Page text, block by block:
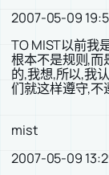
2007-05-09
TO MIST以前我
根本不是规则,而
的,我想,所以,我
们就这样遵守,不
mist
2007-05-09